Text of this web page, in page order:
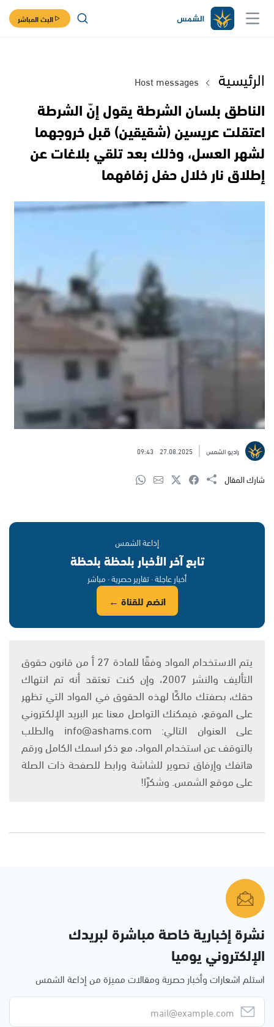
البث المباشر
الرئيسية Host messages
الناطق بلسان الشرطة يقول إنّ الشرطة
اعتقلت عريسين (شقيقين) قبل خروجهما
لشهر العسل، وذلك بعد تلقي بلاغات عن
إطلاق نار خلال حفل زفافهما
راديو الشمس 27.08.2025
09:43
شارك المقال
إذاعة الشمس
تابع آخر الأخبار بلحظة بلحظة
أخبار عاجلة · تقارير حصرية · مباشر
انضم للقناة ←
يتم الاستخدام المواد وفقًا للمادة 27 أ من قانون حقوق
التأليف والنشر 2007، وإن كنت تعتقد أنه تم انتهاك
حقك، بصفتك مالكًا لهذه الحقوق في المواد التي تظهر
على الموقع، فيمكنك التواصل معنا عبر البريد الإلكتروني
على العنوان التالي: info@ashams.com والطلب
بالتوقف عن استخدام المواد، مع ذكر اسمك الكامل ورقم
هاتفك وإرفاق تصوير للشاشة ورابط للصفحة ذات الصلة
على موقع الشمس. وشكرًا!
نشرة إخبارية خاصة مباشرة لبريدك
الإلكتروني يوميا
استلم اشعارات وأخبار حصرية ومقالات مميزة من إذاعة الشمس